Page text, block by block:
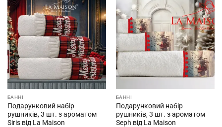
БАННІ
Подарунковий набір
рушників, 3 шт. з ароматом
Siris від La Maison
БАННІ
Подарунковий набір
рушників, 3 шт. з ароматом
Seph від La Maison